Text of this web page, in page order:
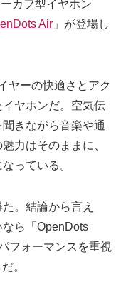
カフ型イヤホン
Air 」が登場し
ヤーの快適さとアク
ヤホンだ。空気伝
きながら音楽や通
力はそのままに、
っている。
。結論から言え
ら「OpenDots
フォーマンスを重視
。